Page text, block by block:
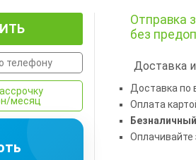
телефону
месяц
Отправка
без
Доставка
Доставка по
Оплата
Оплачивайте